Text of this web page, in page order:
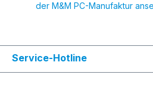
der M&M PC-Manufaktur
Service-Hotline